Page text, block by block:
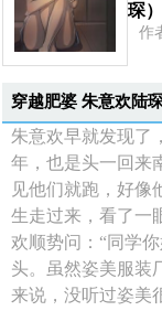
琛）穿越肥婆
表_笔趣
琛）
作
更
最
穿越肥婆 朱意欢陆
朱意欢早就发现了
年，也是头一回来
见他们就跑，好像
生走过来，看了一
欢顺势问：“同学
头。虽然姿美服装
来说，没听过姿美